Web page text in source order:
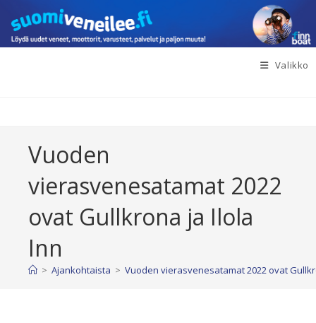
suoraan
sisältöön
Valikko
Vuoden
vierasvenesatamat 2022
ovat Gullkrona ja Ilola
Inn
> Ajankohtaista > Vuoden vierasvenesatamat 2022 ovat